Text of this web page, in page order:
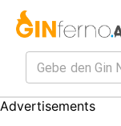
Advertisements